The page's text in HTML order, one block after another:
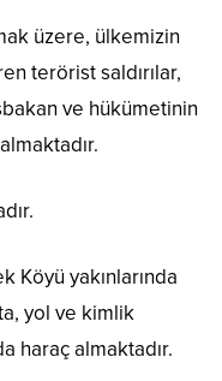
üzere, ülkemizin
terörist saldırılar,
ve hükümetinin
Köyü yakınlarında
yol ve kimlik
haraç almaktadır.